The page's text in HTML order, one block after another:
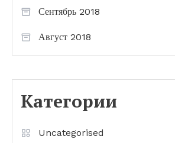
Сентябрь 2018
Август 2018
Категории
Uncategorised